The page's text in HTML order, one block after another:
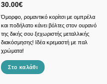
30.00€
Όμορφο, ρομαντικό κορίτσι με ομπρέλα
και ποδήλατο κάνει βόλτες στον ουρανό
της δικής σου ξεχωριστής μεταλλικής
διακόσμησης! Ιδέα κρεμαστή με παλ
χρώματα!
Στο καλάθι